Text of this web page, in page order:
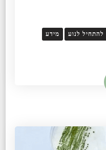
להתחיל לנוע מידע